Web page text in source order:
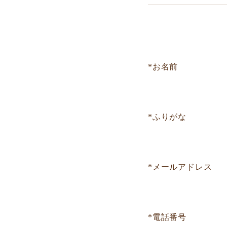
*お名前
*ふりがな
*メールアドレス
*電話番号